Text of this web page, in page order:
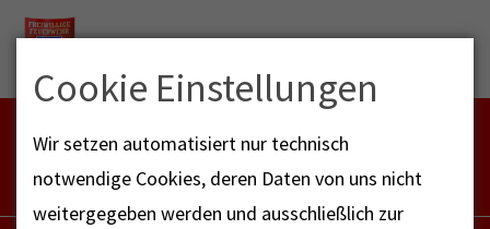
Menu
FEUERWEHR NOTFALL-RETTUNGSDIENST
112
Cookie Einstellungen
Wir setzen automatisiert nur technisch
notwendige Cookies, deren Daten von uns nicht
weitergegeben werden und ausschließlich zur